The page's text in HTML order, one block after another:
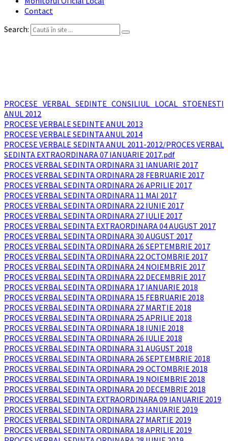
Contact
Search:
PROCESE VERBAL SEDINTE CONSILIUL LOCAL STOENESTI
ANUL 2012
PROCESE VERBALE SEDINTE ANUL 2013
PROCESE VERBALE SEDINTA ANUL 2014
PROCESE VERBALE SEDINTA ANUL 2011-2012/PROCES VERBAL
SEDINTA EXTRAORDINARA 07 IANUARIE 2017.pdf
PROCES VERBAL SEDINTA ORDINARA 31 IANUARIE 2017
PROCES VERBAL SEDINTA ORDINARA 28 FEBRUARIE 2017
PROCES VERBAL SEDINTA ORDINARA 26 APRILIE 2017
PROCES VERBAL SEDINTA ORDINARA 11 MAI 2017
PROCES VERBAL SEDINTA ORDINARA 22 IUNIE 2017
PROCES VERBAL SEDINTA ORDINARA 27 IULIE 2017
PROCES VERBAL SEDINTA EXTRAORDINARA 04 AUGUST 2017
PROCES VERBAL SEDINTA ORDINARA 30 AUGUST 2017
PROCES VERBAL SEDINTA ORDINARA 26 SEPTEMBRIE 2017
PROCES VERBAL SEDINTA ORDINARA 22 OCTOMBRIE 2017
PROCES VERBAL SEDINTA ORDINARA 24 NOIEMBRIE 2017
PROCES VERBAL SEDINTA ORDINARA 22 DECEMBRIE 2017
PROCES VERBAL SEDINTA ORDINARA 17 IANUARIE 2018
PROCES VERBAL SEDINTA ORDINARA 15 FEBRUARIE 2018
PROCES VERBAL SEDINTA ORDINARA 27 MARTIE 2018
PROCES VERBAL SEDINTA ORDINARA 25 APRILIE 2018
PROCES VERBAL SEDINTA ORDINARA 18 IUNIE 2018
PROCES VERBAL SEDINTA ORDINARA 26 IULIE 2018
PROCES VERBAL SEDINTA ORDINARA 31 AUGUST 2018
PROCES VERBAL SEDINTA ORDINARA 26 SEPTEMBRIE 2018
PROCES VERBAL SEDINTA ORDINARA 29 OCTOMBRIE 2018
PROCES VERBAL SEDINTA ORDINARA 19 NOIEMBRIE 2018
PROCES VERBAL SEDINTA ORDINARA 20 DECEMBRIE 2018
PROCES VERBAL SEDINTA EXTRAORDINARA 09 IANUARIE 2019
PROCES VERBAL SEDINTA ORDINARA 23 IANUARIE 2019
PROCES VERBAL SEDINTA ORDINARA 27 MARTIE 2019
PROCES VERBAL SEDINTA ORDINARA 18 APRILIE 2019